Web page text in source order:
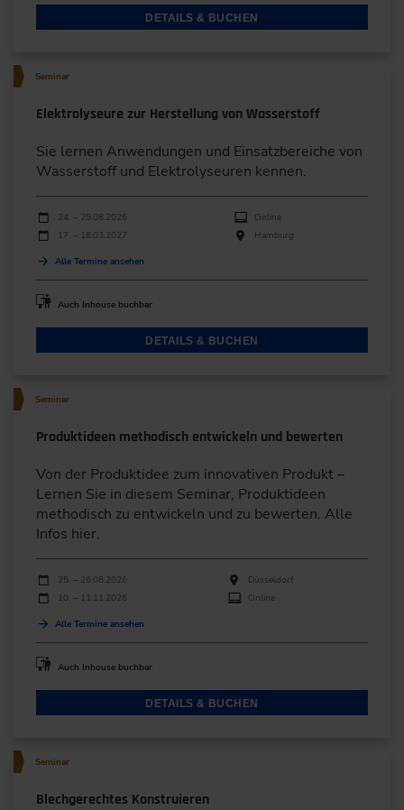
DETAILS & BUCHEN
Seminar
Elektrolyseure zur Herstellung von Wasserstoff
Sie lernen Anwendungen und Einsatzbereiche von
Wasserstoff und Elektrolyseuren kennen.
Durchführungen
Veranstaltungsdatum
24. – 25.08.2026
Online
17. – 18.03.2027
Hamburg
Alle Termine ansehen
Auch Inhouse buchbar
DETAILS & BUCHEN
Seminar
Produktideen methodisch entwickeln und bewerten
Von der Produktidee zum innovativen Produkt –
Lernen Sie in diesem Seminar, Produktideen
methodisch zu entwickeln und zu bewerten. Alle
Infos hier.
Durchführungen
Veranstaltungsdatum
25. – 26.08.2026
Düsseldorf
10. – 11.11.2026
Online
Alle Termine ansehen
Auch Inhouse buchbar
DETAILS & BUCHEN
Seminar
Blechgerechtes Konstruieren